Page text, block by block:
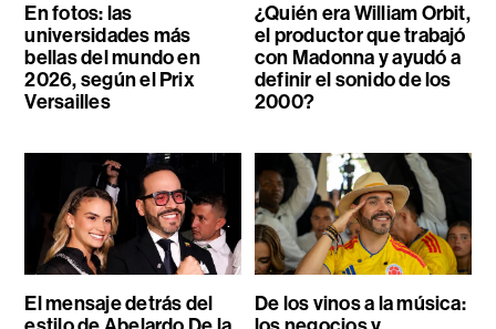
En fotos: las
universidades más
bellas del mundo en
2026, según el Prix
Versailles
¿Quién era William Orbit,
el productor que trabajó
con Madonna y ayudó a
definir el sonido de los
2000?
El mensaje detrás del
De los vinos a la música: